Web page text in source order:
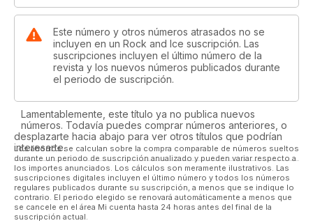
Este número y otros números atrasados no se
incluyen en un Rock and Ice suscripción. Las
suscripciones incluyen el último número de la
revista y los nuevos números publicados durante
el periodo de suscripción.
Lamentablemente, este título ya no publica nuevos
números. Todavía puedes comprar números anteriores, o
desplazarte hacia abajo para ver otros títulos que podrían
interesarte.
Los ahorros se calculan sobre la compra comparable de números sueltos
durante un periodo de suscripción anualizado y pueden variar respecto a
los importes anunciados. Los cálculos son meramente ilustrativos. Las
suscripciones digitales incluyen el último número y todos los números
regulares publicados durante su suscripción, a menos que se indique lo
contrario. El periodo elegido se renovará automáticamente a menos que
se cancele en el área Mi cuenta hasta 24 horas antes del final de la
suscripción actual.